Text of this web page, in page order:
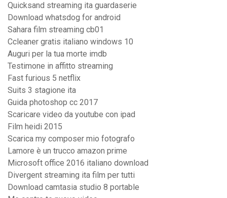
Quicksand streaming ita guardaserie
Download whatsdog for android
Sahara film streaming cb01
Ccleaner gratis italiano windows 10
Auguri per la tua morte imdb
Testimone in affitto streaming
Fast furious 5 netflix
Suits 3 stagione ita
Guida photoshop cc 2017
Scaricare video da youtube con ipad
Film heidi 2015
Scarica my composer mio fotografo
Lamore è un trucco amazon prime
Microsoft office 2016 italiano download
Divergent streaming ita film per tutti
Download camtasia studio 8 portable